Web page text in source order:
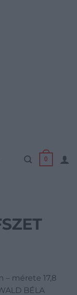
0
– mérete 17,8
BÉLA